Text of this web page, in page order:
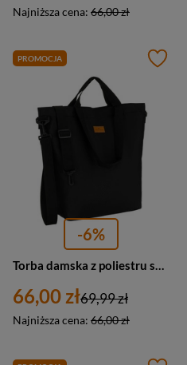
Najniższa cena: 66,00 zł
PROMOCJA
-6%
Torba damska z poliestru shopper A4 Peterson TZ15605D duża czarna
66,00 zł
Najniższa cena: 66,00 zł
69,99 zł